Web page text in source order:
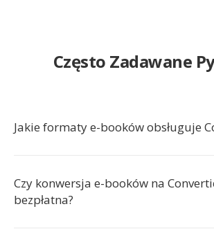
Często Zadawane
Jakie formaty e-booków obsługuje
Czy konwersja e-booków na
bezpłatna?